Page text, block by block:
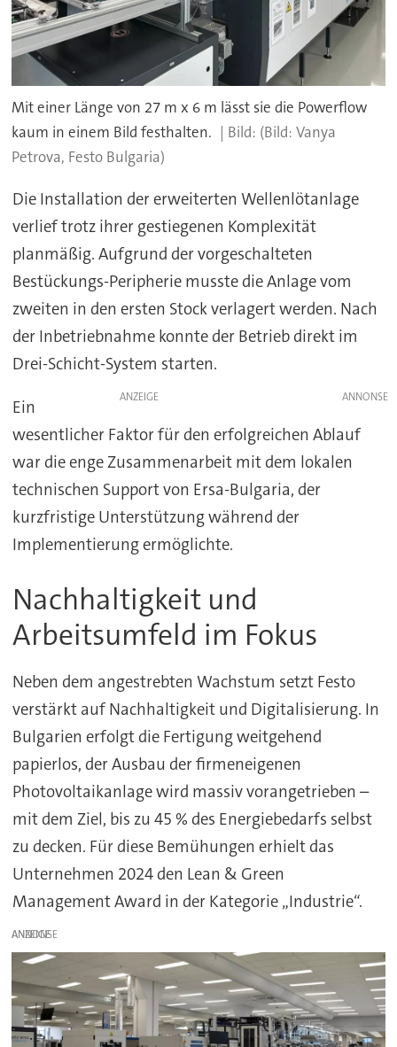
Mit einer Länge von 27 m x 6 m lässt sie die Powerflow
kaum in einem Bild festhalten.
(Bild: Vanya
Petrova, Festo Bulgaria)
Die Installation der erweiterten Wellenlötanlage
verlief trotz ihrer gestiegenen Komplexität
planmäßig. Aufgrund der vorgeschalteten
Bestückungs-Peripherie musste die Anlage vom
zweiten in den ersten Stock verlagert werden. Nach
der Inbetriebnahme konnte der Betrieb direkt im
Drei-Schicht-System starten.
ANZEIGE
Ein
wesentlicher Faktor für den erfolgreichen Ablauf
war die enge Zusammenarbeit mit dem lokalen
technischen Support von Ersa-Bulgaria, der
kurzfristige Unterstützung während der
Implementierung ermöglichte.
Nachhaltigkeit und
Arbeitsumfeld im Fokus
Neben dem angestrebten Wachstum setzt Festo
verstärkt auf Nachhaltigkeit und Digitalisierung. In
Bulgarien erfolgt die Fertigung weitgehend
papierlos, der Ausbau der firmeneigenen
Photovoltaikanlage wird massiv vorangetrieben –
mit dem Ziel, bis zu 45 % des Energiebedarfs selbst
zu decken. Für diese Bemühungen erhielt das
Unternehmen 2024 den Lean & Green
Management Award in der Kategorie „Industrie“.
ANZEIGE